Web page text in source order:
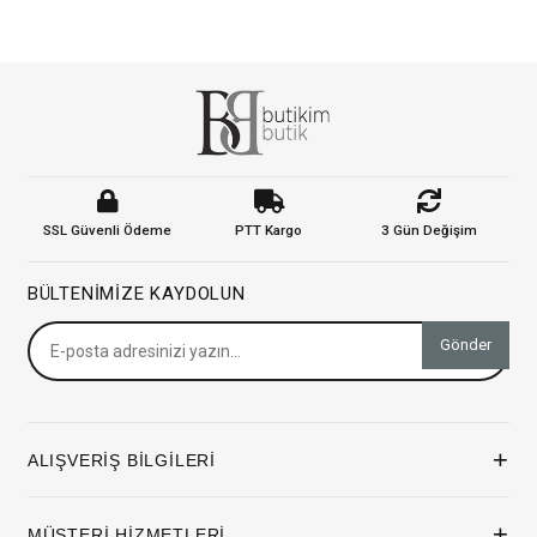
SSL Güvenli Ödeme PTT Kargo 3 Gün Değişim
BÜLTENIMIZE KAYDOLUN
Gönder
ALIŞVERİŞ BİLGİLERİ +